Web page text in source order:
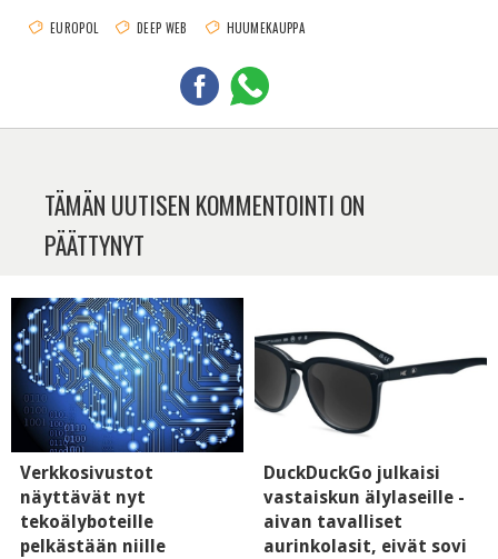
EUROPOL DEEP WEB HUUMEKAUPPA
TÄMÄN UUTISEN KOMMENTOINTI ON
PÄÄTTYNYT
Verkkosivustot
näyttävät nyt
tekoälyboteille
pelkästään niille
DuckDuckGo julkaisi
vastaiskun älylaseille -
aivan tavalliset
aurinkolasit, eivät sovi